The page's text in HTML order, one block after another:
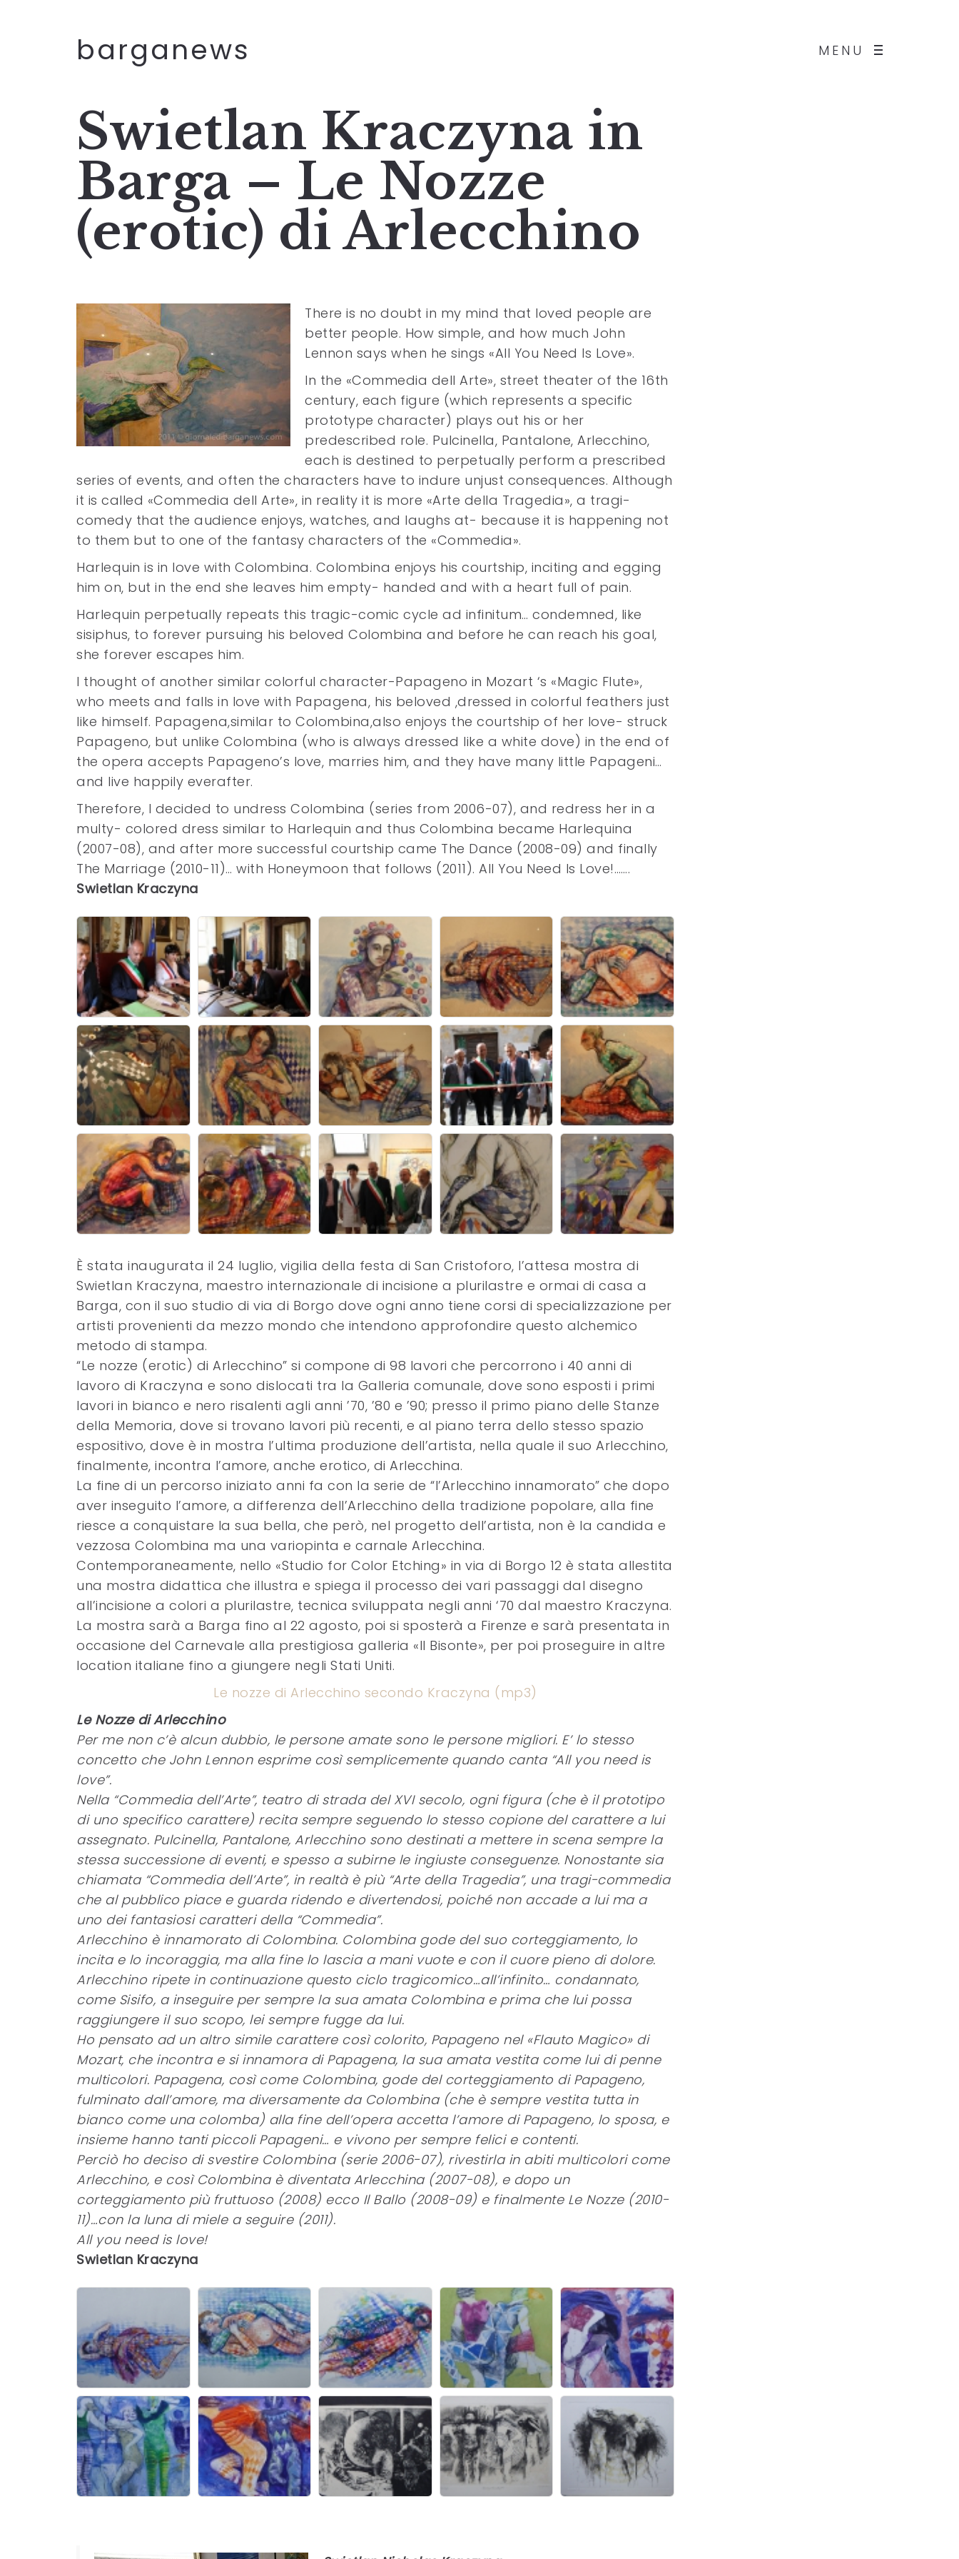
MENU
barganews
Swietlan Kraczyna in
Barga – Le Nozze
(erotic) di Arlecchino
There is no doubt in my mind that loved people are
better people. How simple, and how much John
Lennon says when he sings «All You Need Is Love».
In the «Commedia dell Arte», street theater of the 16th
century, each figure (which represents a specific
prototype character) plays out his or her
predescribed role. Pulcinella, Pantalone, Arlecchino,
each is destined to perpetually perform a prescribed
series of events, and often the characters have to indure unjust consequences. Although
it is called «Commedia dell Arte», in reality it is more «Arte della Tragedia», a tragi-
comedy that the audience enjoys, watches, and laughs at- because it is happening not
to them but to one of the fantasy characters of the «Commedia».
Harlequin is in love with Colombina. Colombina enjoys his courtship, inciting and egging
him on, but in the end she leaves him empty- handed and with a heart full of pain.
Harlequin perpetually repeats this tragic-comic cycle ad infinitum… condemned, like
sisiphus, to forever pursuing his beloved Colombina and before he can reach his goal,
she forever escapes him.
I thought of another similar colorful character-Papageno in Mozart ‘s «Magic Flute»,
who meets and falls in love with Papagena, his beloved ,dressed in colorful feathers just
like himself. Papagena,similar to Colombina,also enjoys the courtship of her love- struck
Papageno, but unlike Colombina (who is always dressed like a white dove) in the end of
the opera accepts Papageno’s love, marries him, and they have many little Papageni…
and live happily everafter.
Therefore, I decided to undress Colombina (series from 2006-07), and redress her in a
multy- colored dress similar to Harlequin and thus Colombina became Harlequina
(2007-08), and after more successful courtship came The Dance (2008-09) and finally
The Marriage (2010-11)… with Honeymoon that follows (2011). All You Need Is Love!…….
Swietlan Kraczyna
È stata inaugurata il 24 luglio, vigilia della festa di San Cristoforo, l’attesa mostra di
Swietlan Kraczyna, maestro internazionale di incisione a plurilastre e ormai di casa a
Barga, con il suo studio di via di Borgo dove ogni anno tiene corsi di specializzazione per
artisti provenienti da mezzo mondo che intendono approfondire questo alchemico
metodo di stampa.
“Le nozze (erotic) di Arlecchino” si compone di 98 lavori che percorrono i 40 anni di
lavoro di Kraczyna e sono dislocati tra la Galleria comunale, dove sono esposti i primi
lavori in bianco e nero risalenti agli anni ’70, ’80 e ’90; presso il primo piano delle Stanze
della Memoria, dove si trovano lavori più recenti, e al piano terra dello stesso spazio
espositivo, dove è in mostra l’ultima produzione dell’artista, nella quale il suo Arlecchino,
finalmente, incontra l’amore, anche erotico, di Arlecchina.
La fine di un percorso iniziato anni fa con la serie de “l’Arlecchino innamorato” che dopo
aver inseguito l’amore, a differenza dell’Arlecchino della tradizione popolare, alla fine
riesce a conquistare la sua bella, che però, nel progetto dell’artista, non è la candida e
vezzosa Colombina ma una variopinta e carnale Arlecchina.
Contemporaneamente, nello «Studio for Color Etching» in via di Borgo 12 è stata allestita
una mostra didattica che illustra e spiega il processo dei vari passaggi dal disegno
all’incisione a colori a plurilastre, tecnica sviluppata negli anni ‘70 dal maestro Kraczyna.
La mostra sarà a Barga fino al 22 agosto, poi si sposterà a Firenze e sarà presentata in
occasione del Carnevale alla prestigiosa galleria «Il Bisonte», per poi proseguire in altre
location italiane fino a giungere negli Stati Uniti.
Le nozze di Arlecchino secondo Kraczyna (mp3)
Le Nozze di Arlecchino
Per me non c’è alcun dubbio, le persone amate sono le persone migliori. E’ lo stesso
concetto che John Lennon esprime così semplicemente quando canta “All you need is
love”.
Nella “Commedia dell’Arte”, teatro di strada del XVI secolo, ogni figura (che è il prototipo
di uno specifico carattere) recita sempre seguendo lo stesso copione del carattere a lui
assegnato. Pulcinella, Pantalone, Arlecchino sono destinati a mettere in scena sempre la
stessa successione di eventi, e spesso a subirne le ingiuste conseguenze. Nonostante sia
chiamata “Commedia dell’Arte”, in realtà è più “Arte della Tragedia”, una tragi-commedia
che al pubblico piace e guarda ridendo e divertendosi, poiché non accade a lui ma a
uno dei fantasiosi caratteri della “Commedia”.
Arlecchino è innamorato di Colombina. Colombina gode del suo corteggiamento, lo
incita e lo incoraggia, ma alla fine lo lascia a mani vuote e con il cuore pieno di dolore.
Arlecchino ripete in continuazione questo ciclo tragicomico…all’infinito… condannato,
come Sisifo, a inseguire per sempre la sua amata Colombina e prima che lui possa
raggiungere il suo scopo, lei sempre fugge da lui.
Ho pensato ad un altro simile carattere così colorito, Papageno nel «Flauto Magico» di
Mozart, che incontra e si innamora di Papagena, la sua amata vestita come lui di penne
multicolori. Papagena, così come Colombina, gode del corteggiamento di Papageno,
fulminato dall’amore, ma diversamente da Colombina (che è sempre vestita tutta in
bianco come una colomba) alla fine dell’opera accetta l’amore di Papageno, lo sposa, e
insieme hanno tanti piccoli Papageni… e vivono per sempre felici e contenti.
Perciò ho deciso di svestire Colombina (serie 2006-07), rivestirla in abiti multicolori come
Arlecchino, e così Colombina è diventata Arlecchina (2007-08), e dopo un
corteggiamento più fruttuoso (2008) ecco Il Ballo (2008-09) e finalmente Le Nozze (2010-
11)…con la luna di miele a seguire (2011).
All you need is love!
Swietlan Kraczyna